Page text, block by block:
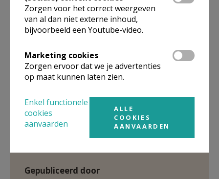
Amen
Gepubliceerd door
Zorgen voor het correct weergeven
van al dan niet externe inhoud,
bijvoorbeeld een Youtube-video.
Marketing cookies
Zorgen ervoor dat we je advertenties
op maat kunnen laten zien.
Enkel functionele
cookies
aanvaarden
ALLE
COOKIES
AANVAARDEN